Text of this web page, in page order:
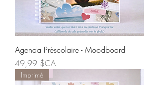
Agenda Préscolaire - Moodboard
Prix
49,99 $CA
Imprimé